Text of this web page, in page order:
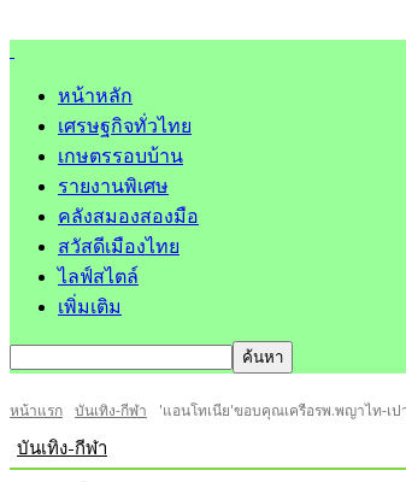
หน้าหลัก
เศรษฐกิจทั่วไทย
เกษตรรอบบ้าน
รายงานพิเศษ
คลังสมองสองมือ
สวัสดีเมืองไทย
ไลฟ์สไตล์
เพิ่มเติม
หน้าแรก บันเทิง-กีฬา 'แอนโทเนีย'ขอบคุณเครือรพ.พญาไท-เ
บันเทิง-กีฬา